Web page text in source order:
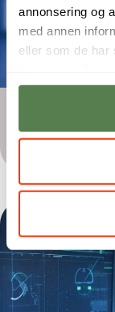
annonsering og
med annen
eller som de har
One-year
Applied